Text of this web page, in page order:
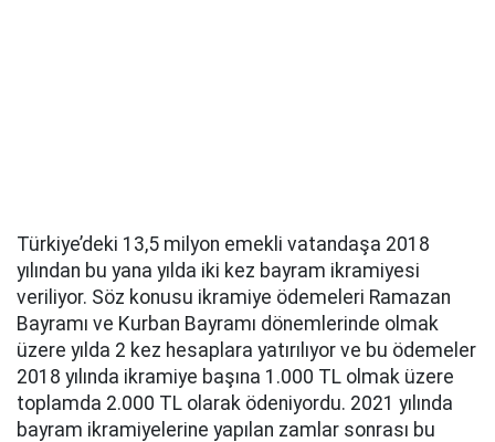
Türkiye’deki 13,5 milyon emekli vatandaşa 2018
yılından bu yana yılda iki kez bayram ikramiyesi
veriliyor. Söz konusu ikramiye ödemeleri Ramazan
Bayramı ve Kurban Bayramı dönemlerinde olmak
üzere yılda 2 kez hesaplara yatırılıyor ve bu ödemeler
2018 yılında ikramiye başına 1.000 TL olmak üzere
toplamda 2.000 TL olarak ödeniyordu. 2021 yılında
bayram ikramiyelerine yapılan zamlar sonrası bu